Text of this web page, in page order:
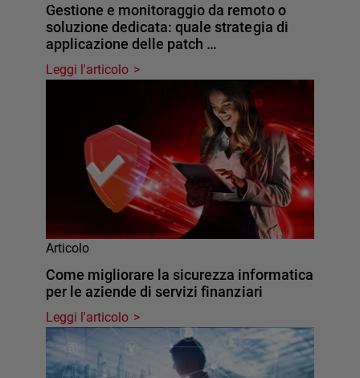
Gestione e monitoraggio da remoto o
soluzione dedicata: quale strategia di
applicazione delle patch …
Leggi l'articolo
Articolo
Come migliorare la sicurezza informatica
per le aziende di servizi finanziari
Leggi l'articolo